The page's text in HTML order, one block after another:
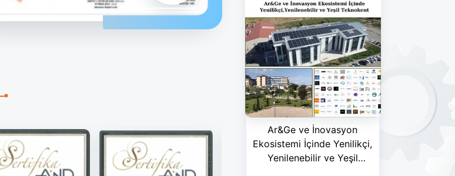
Ar&Ge ve İnovasyon
Ekosistemi İçinde Yenilikçi,
Yenilenebilir ve Yeşil